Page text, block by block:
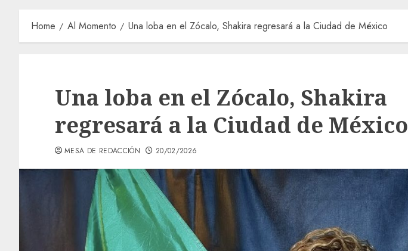
Home Al Momento Una loba en el Zócalo, Shakira regresará a la Ciudad de México
Una loba en el Zócalo, Shakira
regresará a la Ciudad de México
MESA DE REDACCIÓN 20/02/2026